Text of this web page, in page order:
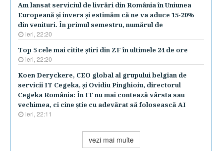
Am lansat serviciul de livrări din România în Uniunea
Europeană şi invers şi estimăm că ne va aduce 15-20%
din venituri. În primul semestru, numărul de
ieri, 22:20
Top 5 cele mai citite ştiri din ZF în ultimele 24 de ore
ieri, 22:20
Koen Deryckere, CEO global al grupului belgian de
servicii IT Cegeka, şi Ovidiu Pinghioiu, directorul
Cegeka România: În IT nu mai contează vârsta sau
vechimea, ci cine ştie cu adevărat să folosească AI
ieri, 22:11
vezi mai multe